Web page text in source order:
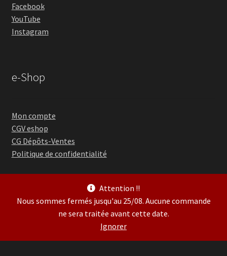
Attention !!
Nous sommes fermés jusqu'au 25/08. Aucune commande
ne sera traitée avant cette date.
Ignorer
Facebook
YouTube
Instagram
e-Shop
Mon compte
CGV eshop
CG Dépôts-Ventes
Politique de confidentialité
© Guitare Village 2026